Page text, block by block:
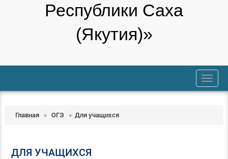
Республики Саха
(Якутия)»
trk
Главная » ОГЭ » Для учащихся
ДЛЯ УЧАЩИХСЯ